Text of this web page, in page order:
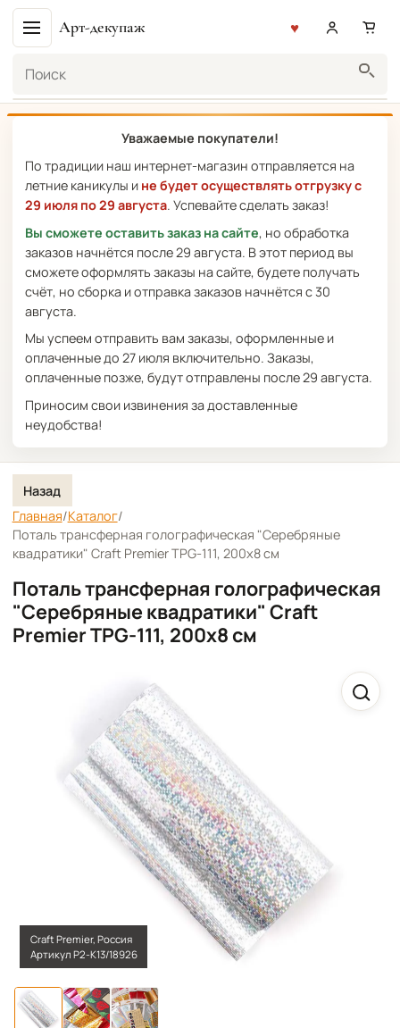
Арт-декупаж
Уважаемые покупатели!
По традиции наш интернет-магазин отправляется на
летние каникулы и не будет осуществлять отгрузку с
29 июля по 29 августа. Успевайте сделать заказ!
Вы сможете оставить заказ на сайте, но обработка
заказов начнётся после 29 августа. В этот период вы
сможете оформлять заказы на сайте, будете получать
счёт, но сборка и отправка заказов начнётся с 30
августа.
Мы успеем отправить вам заказы, оформленные и
оплаченные до 27 июля включительно. Заказы,
оплаченные позже, будут отправлены после 29 августа.
Приносим свои извинения за доставленные
неудобства!
Назад
Главная/Каталог/
Поталь трансферная голографическая "Серебряные
квадратики" Craft Premier TPG-111, 200х8 см
Поталь трансферная голографическая
"Серебряные квадратики" Craft
Premier TPG-111, 200х8 см
Craft Premier, Россия
Артикул Р2-К13/18926